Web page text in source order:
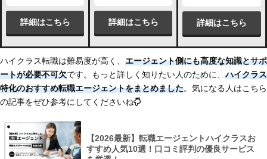
詳細はこちら 詳細はこちら 詳細はこちら
ハイクラス転職は難易度が高く、 エージェント側にも高度な知識とサポ
ートが必要不可欠です。もっと詳しく知りたい人のために、ハイクラス
特化のおすすめ転職エージェントをまとめました。気になる人はこちら
の記事をぜひ参考にしてくださいね
【2026最新】転職エージェントハイクラスお
すすめ人気10選！口コミ評判の優良サービス